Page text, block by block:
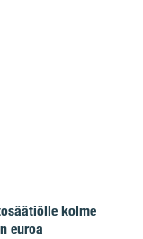
kolme
euroa